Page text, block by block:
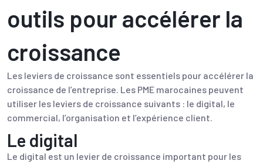
outils pour accélérer la
croissance
Les leviers de croissance sont essentiels pour accélérer la
croissance de l’entreprise. Les PME marocaines peuvent
utiliser les leviers de croissance suivants : le digital, le
commercial, l’organisation et l’expérience client.
Le digital
Le digital est un levier de croissance important pour les